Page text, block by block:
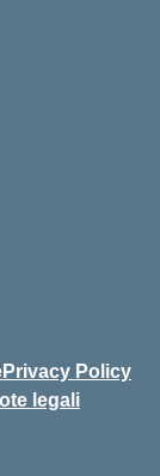
Privacy Policy
legali